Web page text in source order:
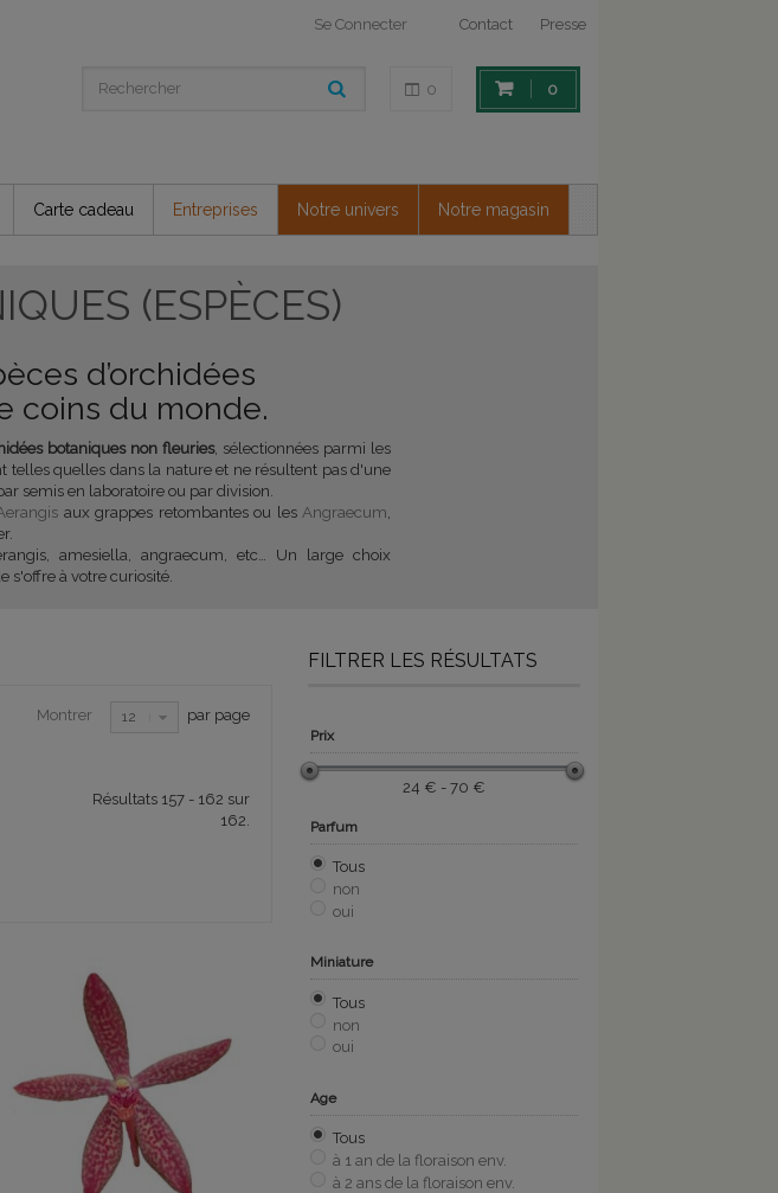
Contact Presse
Se Connecter
0
0
Carte cadeau Entreprises Notre univers Notre magasin
(ESPÈCES)
d’orchidées
coins du monde.
botaniques non fleuries, sélectionnées parmi les
telles quelles dans la nature et ne résultent pas d'une
semis en laboratoire ou par division.
aux grappes retombantes ou les Angraecum
amesiella, angraecum, etc… Un large choix
s'offre à votre curiosité.
par page
12
Montrer
Résultats 157 - 162 sur
162.
FILTRER LES RÉSULTATS
Prix
24 € - 70 €
Parfum
Tous
non
oui
Miniature
Tous
non
oui
Age
Tous
à 1 an de la floraison env.
à 2 ans de la floraison env.